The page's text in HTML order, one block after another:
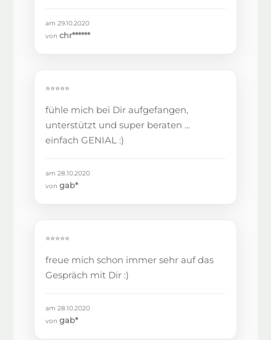
am 29.10.2020
vonchr******
⭐⭐⭐⭐⭐
fühle mich bei Dir aufgefangen,
unterstützt und super beraten ...
einfach GENIAL :)
am 28.10.2020
vongab*
⭐⭐⭐⭐⭐
freue mich schon immer sehr auf das
Gespräch mit Dir :)
am 28.10.2020
vongab*